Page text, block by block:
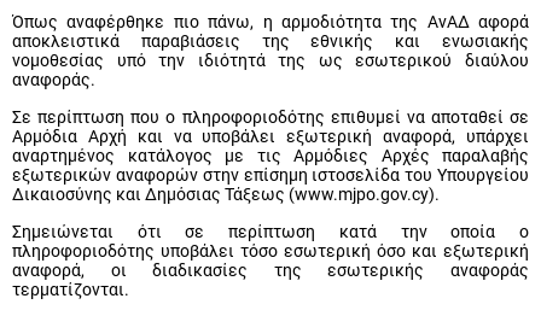
Όπως αναφέρθηκε πιο πάνω, η αρμοδιότητα της ΑνΑΔ αφορά
αποκλειστικά παραβιάσεις της εθνικής και ενωσιακής
νομοθεσίας υπό την ιδιότητά της ως εσωτερικού διαύλου
αναφοράς.
Σε περίπτωση που ο πληροφοριοδότης επιθυμεί να αποταθεί σε
Αρμόδια Αρχή και να υποβάλει εξωτερική αναφορά, υπάρχει
αναρτημένος κατάλογος με τις Αρμόδιες Αρχές παραλαβής
εξωτερικών αναφορών στην επίσημη ιστοσελίδα του Υπουργείου
Δικαιοσύνης και Δημόσιας Τάξεως (www.mjpo.gov.cy).
Σημειώνεται ότι σε περίπτωση κατά την οποία ο
πληροφοριοδότης υποβάλει τόσο εσωτερική όσο και εξωτερική
αναφορά, οι διαδικασίες της εσωτερικής αναφοράς
τερματίζονται.